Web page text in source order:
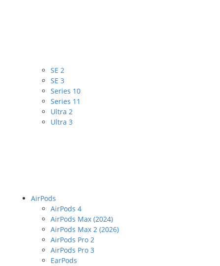
SE 2
SE 3
Series 10
Series 11
Ultra 2
Ultra 3
AirPods
AirPods 4
AirPods Max (2024)
AirPods Max 2 (2026)
AirPods Pro 2
AirPods Pro 3
EarPods